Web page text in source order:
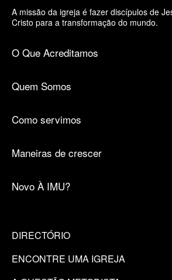
A missão da igreja é fazer discípulos de
Cristo para a transformação do mundo.
O Que Acreditamos
Quem Somos
Como servimos
Maneiras de crescer
Novo À IMU?
DIRECTÓRIO
ENCONTRE UMA IGREJA